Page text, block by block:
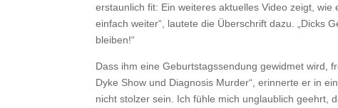
erstaunlich fit: Ein weiteres aktuelles Video zeigt,
einfach weiter“, lautete die Überschrift dazu. „Dicks
bleiben!“
Dass ihm eine Geburtstagssendung gewidmet wird,
Dyke Show und Diagnosis Murder“, erinnerte er in
nicht stolzer sein. Ich fühle mich unglaublich geehrt,